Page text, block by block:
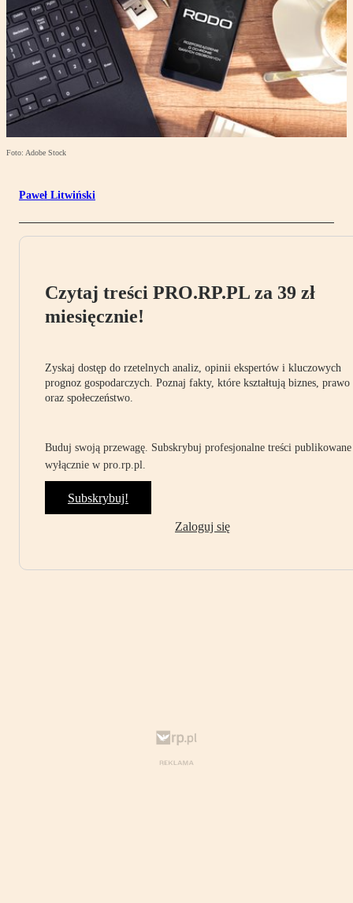
Foto: Adobe Stock
Paweł Litwiński
Czytaj treści PRO.RP.PL za 39 zł
miesięcznie!
Zyskaj dostęp do rzetelnych analiz, opinii ekspertów i kluczowych
prognoz gospodarczych. Poznaj fakty, które kształtują biznes, prawo
oraz społeczeństwo.
Buduj swoją przewagę. Subskrybuj profesjonalne treści publikowane
wyłącznie w pro.rp.pl.
Subskrybuj!
Zaloguj się